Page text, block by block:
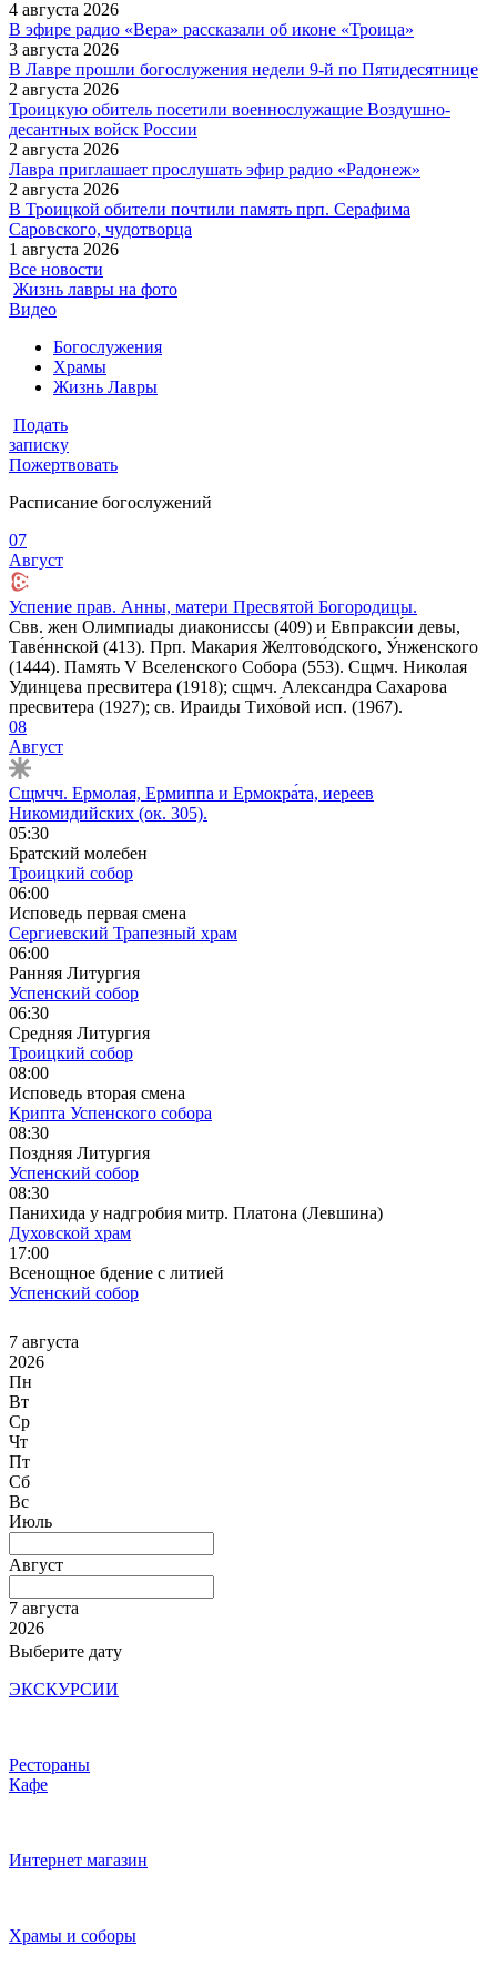
4 августа 2026
В эфире радио «Вера» рассказали об иконе «Троица»
3 августа 2026
В Лавре прошли богослужения недели 9-й по Пятидесятнице
2 августа 2026
Троицкую обитель посетили военнослужащие Воздушно-
десантных войск России
2 августа 2026
Лавра приглашает прослушать эфир радио «Радонеж»
2 августа 2026
В Троицкой обители почтили память прп. Серафима
Саровского, чудотворца
1 августа 2026
Все новости
Жизнь лавры на фото
Видео
Богослужения
Храмы
Жизнь Лавры
Подать
записку
Пожертвовать
Расписание богослужений
07
Август
Успение прав. Анны, матери Пресвятой Богородицы.
Свв. жен Олимпиады диакониссы (409) и Евпракси́и девы,
Таве́ннской (413). Прп. Макария Желтово́дского, У́нженского
(1444). Память V Вселенского Собора (553). Сщмч. Николая
Удинцева пресвитера (1918); сщмч. Александра Сахарова
пресвитера (1927); св. Ираиды Тихо́вой исп. (1967).
08
Август
Сщмчч. Ермолая, Ермиппа и Ермокра́та, иереев
Никомидийских (ок. 305).
05:30
Братский молебен
Троицкий собор
06:00
Исповедь первая смена
Сергиевский Трапезный храм
06:00
Ранняя Литургия
Успенский собор
06:30
Средняя Литургия
Троицкий собор
08:00
Исповедь вторая смена
Крипта Успенского собора
08:30
Поздняя Литургия
Успенский собор
08:30
Панихида у надгробия митр. Платона (Левшина)
Духовской храм
17:00
Всенощное бдение с литией
Успенский собор
7 августа
2026
Пн
Вт
Ср
Чт
Пт
Сб
Вс
Июль
Август
7 августа
2026
Выберите дату
ЭКСКУРСИИ
Рестораны
Кафе
Интернет магазин
Храмы и соборы